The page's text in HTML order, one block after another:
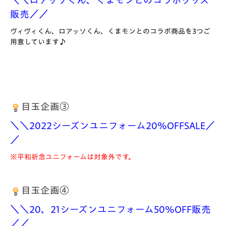
販売／／
ヴィヴィくん、ロアッソくん、くまモンとのコラボ商品を3つご
用意しています♪
目玉企画③
＼＼2022シーズンユニフォーム20％OFFSALE／
／
※平和祈念ユニフォームは対象外です。
目玉企画④
＼＼20、21シーズンユニフォーム50％OFF販売
／／